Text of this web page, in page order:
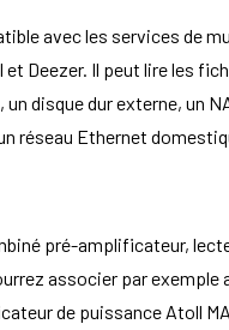
avec les services de
et Deezer. Il peut lire les
un disque dur externe, un
réseau Ethernet
pré-amplificateur,
associer par exemple
de puissance Atoll